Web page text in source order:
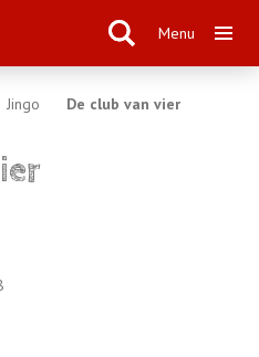
Menu
Jingo De club van vier